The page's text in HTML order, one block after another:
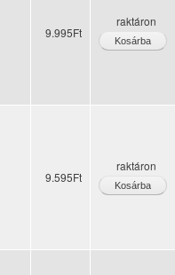
9.995Ft
raktáron
9.595Ft
raktáron